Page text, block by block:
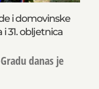
i domovinske
31. obljetnica
danas je